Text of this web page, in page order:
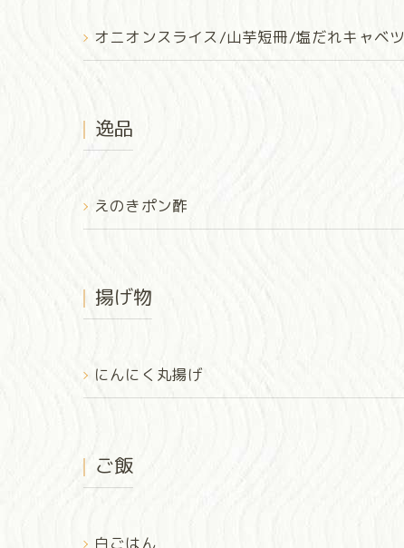
オニオンスライス/山芋短冊/塩だれキャベツ
逸品
えのきポン酢
揚げ物
にんにく丸揚げ
ご飯
白ごはん